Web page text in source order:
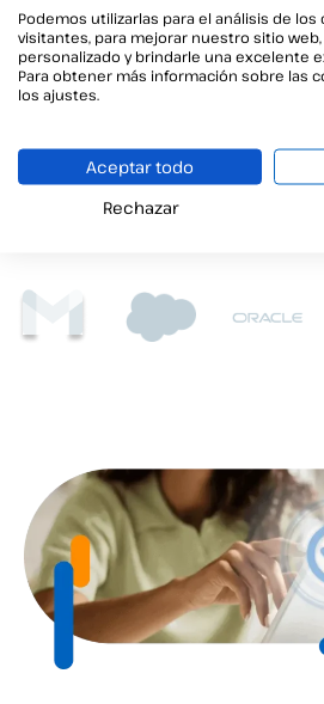
herramientas que utilizas en tu
Gracias a nuestra potenteAPI,
REST, podrás integrar y
documentos de una forma
¿Necesitas integrar en tu
SABER MÁS
Podemos utilizarlas para el análisis de
visitantes, para mejorar nuestro sitio
personalizado y brindarle una excelente
Para obtener más información sobre las
los ajustes.
Aceptar todo
Rechazar